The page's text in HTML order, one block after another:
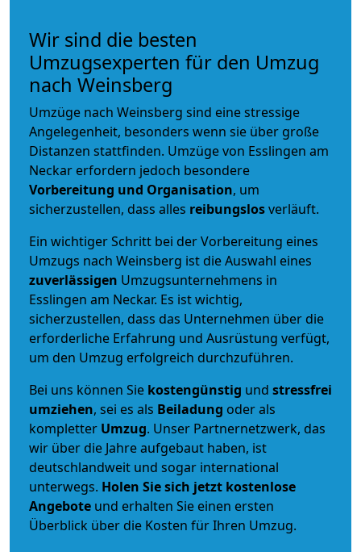
Wir sind die besten
Umzugsexperten für den Umzug
nach Weinsberg
Umzüge nach Weinsberg sind eine stressige
Angelegenheit, besonders wenn sie über große
Distanzen stattfinden. Umzüge von Esslingen am
Neckar erfordern jedoch besondere
Vorbereitung und Organisation, um
sicherzustellen, dass alles reibungslosverläuft.
Ein wichtiger Schritt bei der Vorbereitung eines
Umzugs nach Weinsberg ist die Auswahl eines
zuverlässigen Umzugsunternehmens in
Esslingen am Neckar. Es ist wichtig,
sicherzustellen, dass das Unternehmen über die
erforderliche Erfahrung und Ausrüstung verfügt,
um den Umzug erfolgreich durchzuführen.
Bei uns können Sie kostengünstig und stressfrei
umziehen, sei es als Beiladung oder als
kompletter Umzug. Unser Partnernetzwerk, das
wir über die Jahre aufgebaut haben, ist
deutschlandweit und sogar international
unterwegs. Holen Sie sich jetzt kostenlose
Angebote und erhalten Sie einen ersten
Überblick über die Kosten für Ihren Umzug.